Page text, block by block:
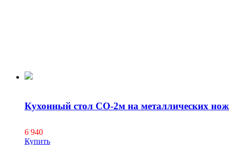
Кухонный стол СО-2м на металлических
6 940
Купить